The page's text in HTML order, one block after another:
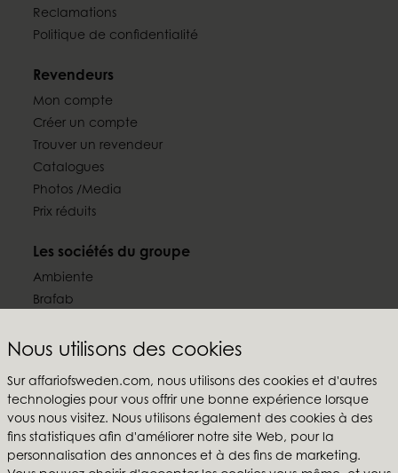
Nous utilisons des cookies
Sur affariofsweden.com, nous utilisons des cookies et d'autres
technologies pour vous offrir une bonne expérience lorsque
vous nous visitez. Nous utilisons également des cookies à des
fins statistiques afin d'améliorer notre site Web, pour la
personnalisation des annonces et à des fins de marketing.
Reclamations
Politique de confidentialité
Revendeurs
Mon compte
Créer un compte
Trouver un revendeur
Catalogues
Photos /Media
Prix réduits
Les sociétés du groupe
Ambiente
Brafab
Furninova
Suivez-nous